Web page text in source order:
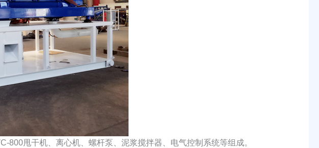
800甩干机、离心机、螺杆泵、泥浆搅拌器、电气控制系统等组成。